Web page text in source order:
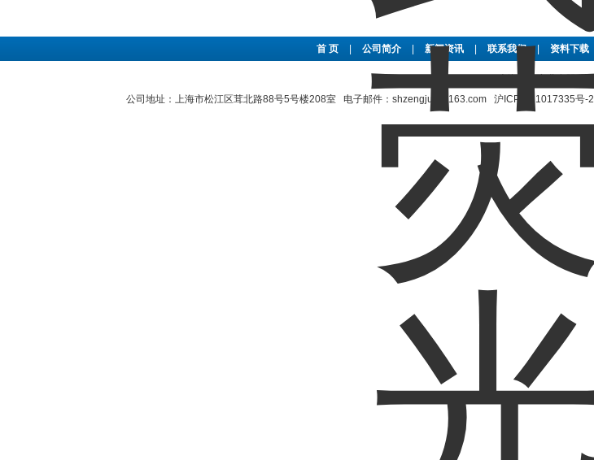
首 页 公司简介 新闻资讯 联系我们 | 资料下载
公司地址：上海市松江区茸北路88号5号楼208室 电子邮件：shzengjun@163.com 沪ICP备11017335号-2